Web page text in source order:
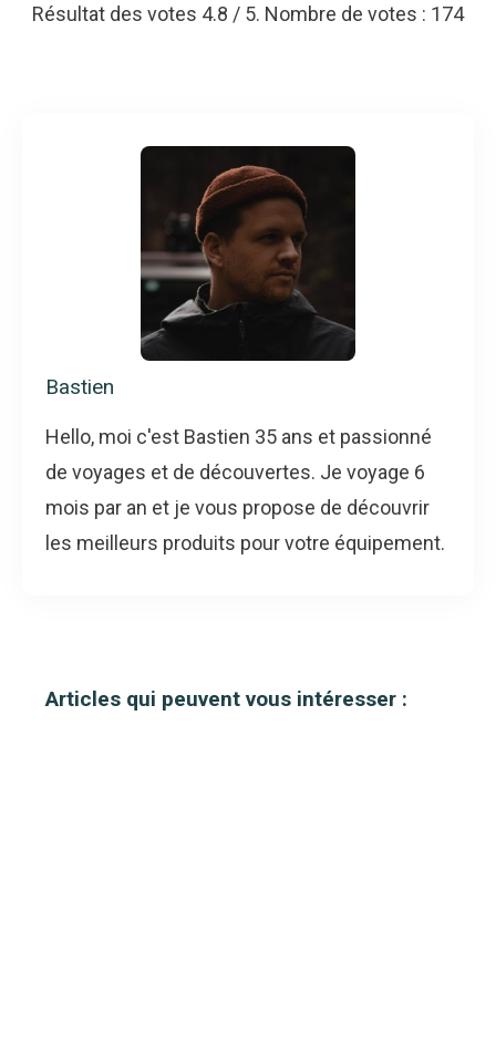
Résultat des votes 4.8 / 5. Nombre de votes : 174
Bastien
Hello, moi c'est Bastien 35 ans et passionné
de voyages et de découvertes. Je voyage 6
mois par an et je vous propose de découvrir
les meilleurs produits pour votre équipement.
Articles qui peuvent vous intéresser :